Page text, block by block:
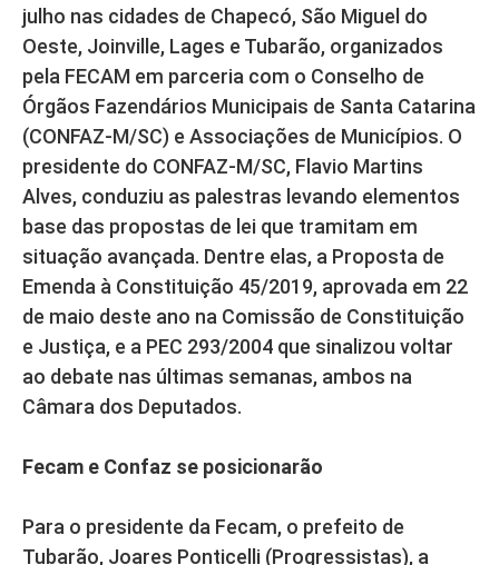
julho nas cidades de Chapecó, São Miguel do
Oeste, Joinville, Lages e Tubarão, organizados
pela FECAM em parceria com o Conselho de
Órgãos Fazendários Municipais de Santa Catarina
(CONFAZ-M/SC) e Associações de Municípios. O
presidente do CONFAZ-M/SC, Flavio Martins
Alves, conduziu as palestras levando elementos
base das propostas de lei que tramitam em
situação avançada. Dentre elas, a Proposta de
Emenda à Constituição 45/2019, aprovada em 22
de maio deste ano na Comissão de Constituição
e Justiça, e a PEC 293/2004 que sinalizou voltar
ao debate nas últimas semanas, ambos na
Câmara dos Deputados.
Fecam e Confaz se posicionarão
Para o presidente da Fecam, o prefeito de
Tubarão, Joares Ponticelli (Progressistas), a